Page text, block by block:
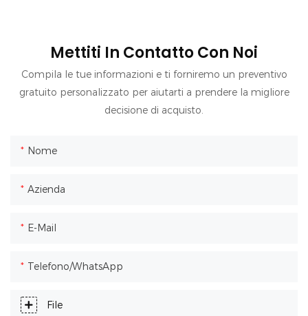
Mettiti In Contatto Con Noi
Compila le tue informazioni e ti forniremo un preventivo
gratuito personalizzato per aiutarti a prendere la migliore
decisione di acquisto.
Nome
Azienda
E-Mail
Telefono/WhatsApp
File